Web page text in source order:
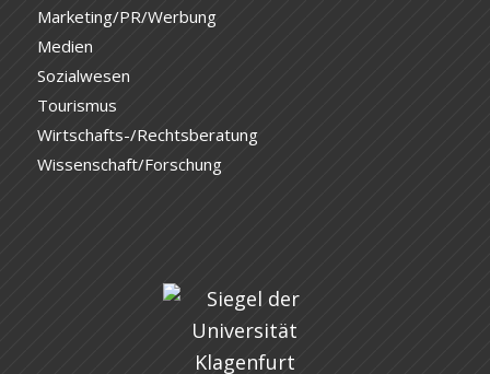
Marketing/PR/Werbung
Medien
Sozialwesen
Tourismus
Wirtschafts-/Rechtsberatung
Wissenschaft/Forschung